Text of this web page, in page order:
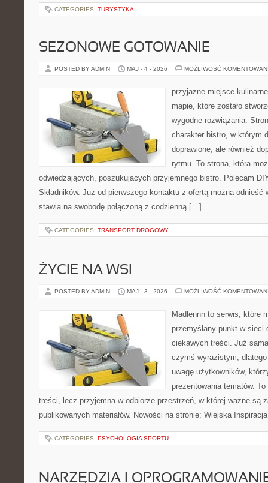
CATEGORIES: TURYSTYKA
SEZONOWE GOTOWANIE
POSTED BY ADMIN MAJ - 4 - 2026 MOŻLIWOŚĆ
przyjazne miejsce
mapie, które zostało
wygodne rozwiązania.
charakter bistro, w którym
doprawione, ale również
rytmu. To strona, która
odwiedzających, poszukujących przyjemnego bistro. Polecam
Składników. Już od pierwszego kontaktu z ofertą można odnieść
stawia na swobodę połączoną z codzienną […]
CATEGORIES: TRANSPORT DROGOWY
ŻYCIE NA WSI
POSTED BY ADMIN MAJ - 3 - 2026 MOŻLIWOŚĆ
Madlennn to serwis, które
przemyślany punkt w sieci
ciekawych treści. Już
czymś wyrazistym,
uwagę użytkowników,
prezentowania tematów.
treści, lecz przyjemna w odbiorze przestrzeń, w której ważne są
publikowanych materiałów. Nowości na stronie: Wiejska
CATEGORIES: PSYCHOLOGIA SPORTU
NARZĘDZIA I